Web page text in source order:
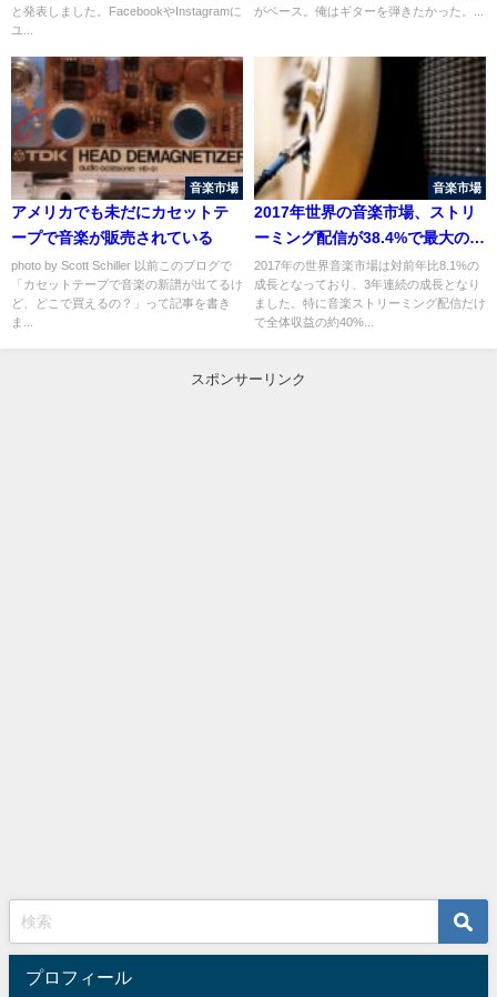
と発表しました。FacebookやInstagramに
ユ...
がベース。俺はギターを弾きたかった。...
音楽市場
アメリカでも未だにカセットテ
ープで音楽が販売されている
photo by Scott Schiller 以前このブログで
「カセットテープで音楽の新譜が出てるけ
ど、どこで買えるの？」って記事を書き
ま...
音楽市場
2017年世界の音楽市場、ストリ
ーミング配信が38.4%で最大の収
益に
2017年の世界音楽市場は対前年比8.1%の
成長となっており、3年連続の成長となり
ました。特に音楽ストリーミング配信だけ
で全体収益の約40%...
スポンサーリンク
プロフィール